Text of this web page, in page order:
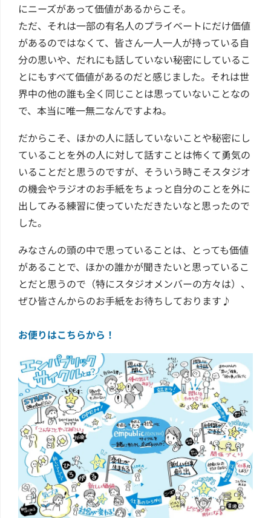
にニーズがあって価値があるからこそ。
ただ、それは一部の有名人のプライベートにだけ価値
があるのではなくて、皆さん一人一人が持っている自
分の思いや、だれにも話していない秘密にしているこ
とにもすべて価値があるのだと感じました。それは世
界中の他の誰も全く同じことは思っていないことなの
で、本当に唯一無二なんですよね。
だからこそ、ほかの人に話していないことや秘密にし
ていることを外の人に対して話すことは怖くて勇気の
いることだと思うのですが、そういう時こそスタジオ
の機会やラジオのお手紙をちょっと自分のことを外に
出してみる練習に使っていただきたいなと思ったので
した。
みなさんの頭の中で思っていることは、とっても価値
があることで、ほかの誰かが聞きたいと思っているこ
とだと思うので（特にスタジオメンバーの方々は）、
ぜひ皆さんからのお手紙をお待ちしております♪
お便りはこちらから！